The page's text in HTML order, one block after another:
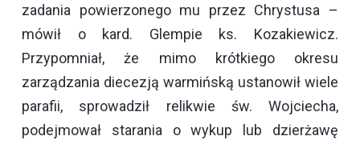
zadania powierzonego mu przez Chrystusa –
mówił o kard. Glempie ks. Kozakiewicz.
Przypomniał, że mimo krótkiego okresu
zarządzania diecezją warmińską ustanowił wiele
parafii, sprowadził relikwie św. Wojciecha,
podejmował starania o wykup lub dzierżawę